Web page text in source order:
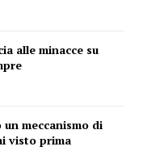
alle minacce su
meccanismo di
visto prima